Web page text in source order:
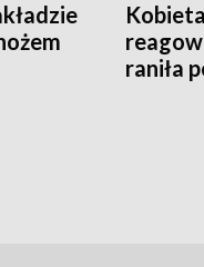
raniła